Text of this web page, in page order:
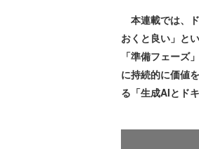
本連載では、
おくと良い」と
「準備フェーズ
に持続的に価値
る「生成AIとド